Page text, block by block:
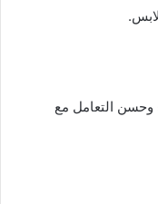
وحسن التعامل مع